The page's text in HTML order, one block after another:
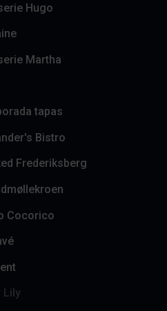
Hugo
Martha
tapas
Bistro
Frederiksberg
Cocorico
Lily